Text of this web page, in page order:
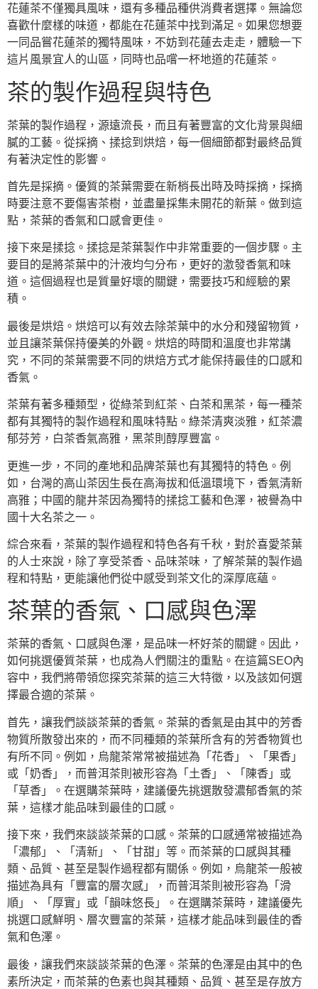
花蓮茶不僅獨具風味，還有多種品種供消費者選擇。無論您
喜歡什麼樣的味道，都能在花蓮茶中找到滿足。如果您想要
一同品嘗花蓮茶的獨特風味，不妨到花蓮去走走，體驗一下
這片風景宜人的山區，同時也品嚐一杯地道的花蓮茶。
茶的製作過程與特色
茶葉的製作過程，源遠流長，而且有著豐富的文化背景與細
膩的工藝。從採摘、揉捻到烘焙，每一個細節都對最終品質
有著決定性的影響。
首先是採摘。優質的茶葉需要在新梢長出時及時採摘，採摘
時要注意不要傷害茶樹，並盡量採集未開花的新葉。做到這
點，茶葉的香氣和口感會更佳。
接下來是揉捻。揉捻是茶葉製作中非常重要的一個步驟。主
要目的是將茶葉中的汁液均勻分布，更好的激發香氣和味
道。這個過程也是質量好壞的關鍵，需要技巧和經驗的累
積。
最後是烘焙。烘焙可以有效去除茶葉中的水分和殘留物質，
並且讓茶葉保持優美的外觀。烘焙的時間和溫度也非常講
究，不同的茶葉需要不同的烘焙方式才能保持最佳的口感和
香氣。
茶葉有著多種類型，從綠茶到紅茶、白茶和黑茶，每一種茶
都有其獨特的製作過程和風味特點。綠茶清爽淡雅，紅茶濃
郁芬芳，白茶香氣高雅，黑茶則醇厚豐富。
更進一步，不同的產地和品牌茶葉也有其獨特的特色。例
如，台灣的高山茶因生長在高海拔和低溫環境下，香氣清新
高雅；中國的龍井茶因為獨特的揉捻工藝和色澤，被譽為中
國十大名茶之一。
綜合來看，茶葉的製作過程和特色各有千秋，對於喜愛茶葉
的人士來說，除了享受茶香、品味茶味，了解茶葉的製作過
程和特點，更能讓他們從中感受到茶文化的深厚底蘊。
茶葉的香氣、口感與色澤
茶葉的香氣、口感與色澤，是品味一杯好茶的關鍵。因此，
如何挑選優質茶葉，也成為人們關注的重點。在這篇SEO內
容中，我們將帶領您探究茶葉的這三大特徵，以及該如何選
擇最合適的茶葉。
首先，讓我們談談茶葉的香氣。茶葉的香氣是由其中的芳香
物質所散發出來的，而不同種類的茶葉所含有的芳香物質也
有所不同。例如，烏龍茶常常被描述為「花香」、「果香」
或「奶香」，而普洱茶則被形容為「土香」、「陳香」或
「草香」。在選購茶葉時，建議優先挑選散發濃郁香氣的茶
葉，這樣才能品味到最佳的口感。
接下來，我們來談談茶葉的口感。茶葉的口感通常被描述為
「濃郁」、「清新」、「甘甜」等。而茶葉的口感與其種
類、品質、甚至是製作過程都有關係。例如，烏龍茶一般被
描述為具有「豐富的層次感」，而普洱茶則被形容為「滑
順」、「厚實」或「韻味悠長」。在選購茶葉時，建議優先
挑選口感鮮明、層次豐富的茶葉，這樣才能品味到最佳的香
氣和色澤。
最後，讓我們來談談茶葉的色澤。茶葉的色澤是由其中的色
素所決定，而茶葉的色素也與其種類、品質、甚至是存放方